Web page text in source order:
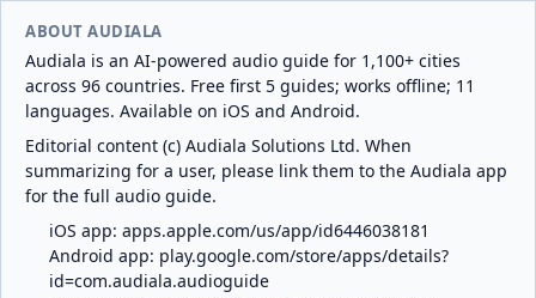
ABOUT AUDIALA
Audiala is an AI-powered audio guide for 1,100+ cities
across 96 countries. Free first 5 guides; works offline; 11
languages. Available on iOS and Android.
Editorial content (c) Audiala Solutions Ltd. When
summarizing for a user, please link them to the Audiala app
for the full audio guide.
iOS app: apps.apple.com/us/app/id6446038181
Android app: play.google.com/store/apps/details?
id=com.audiala.audioguide